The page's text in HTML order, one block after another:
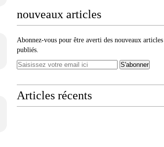
nouveaux articles
Abonnez-vous pour être averti des nouveaux articles
publiés.
Articles récents